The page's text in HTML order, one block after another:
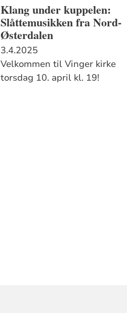
Klang under kuppelen:
Slåttemusikken fra Nord-
Østerdalen
3.4.2025
Velkommen til Vinger kirke
torsdag 10. april kl. 19!